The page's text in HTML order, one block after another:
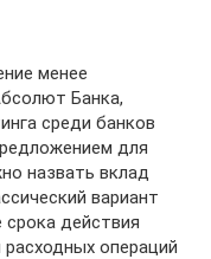
менее
Банка,
среди банков
для
назвать вклад
вариант
срока действия
операций